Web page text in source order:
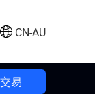
CN-AU
易